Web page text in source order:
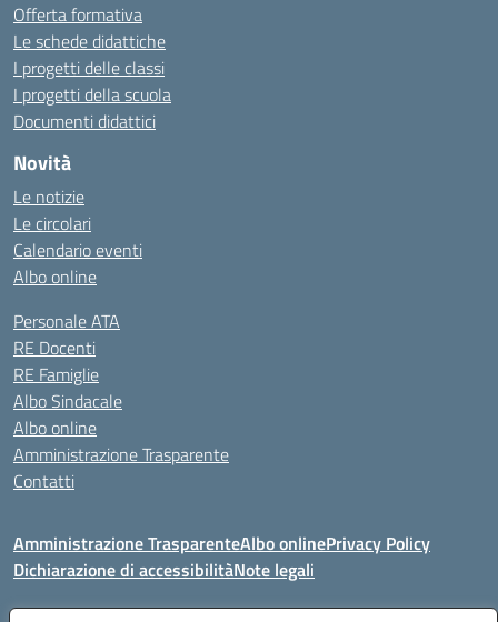
Offerta formativa
Le schede didattiche
I progetti delle classi
I progetti della scuola
Documenti didattici
Novità
Le notizie
Le circolari
Calendario eventi
Albo online
Personale ATA
RE Docenti
RE Famiglie
Albo Sindacale
Albo online
Amministrazione Trasparente
Contatti
Amministrazione TrasparenteAlbo onlinePrivacy Policy
Dichiarazione di accessibilitàNote legali